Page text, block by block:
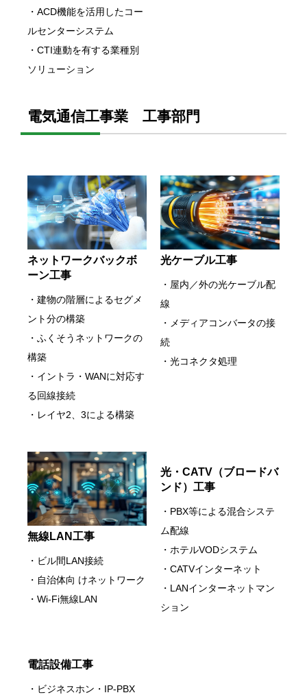
・ACD機能を活用したコー
ルセンターシステム
・CTI連動を有する業種別
ソリューション
電気通信工事業 工事部門
ネットワークバックボ
ーン工事
・建物の階層によるセグメ
ント分の構築
・ふくそうネットワークの
構築
・イントラ・WANに対応す
る回線接続
・レイヤ2、3による構築
光ケーブル工事
・屋内／外の光ケーブル配
線
・メディアコンバータの接
続
・光コネクタ処理
無線LAN工事
・ビル間LAN接続
・自治体向 けネットワーク
・Wi-Fi無線LAN
光・CATV（ブロードバ
ンド）工事
・PBX等による混合システ
ム配線
・ホテルVODシステム
・CATVインターネット
・LANインターネットマン
ション
電話設備工事
・ビジネスホン・IP-PBX